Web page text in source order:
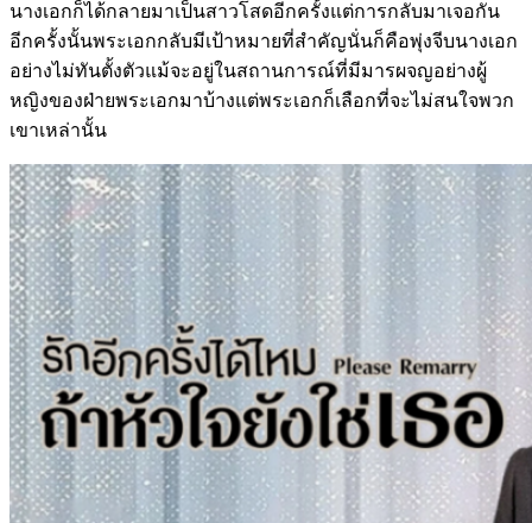
นางเอกก็ได้กลายมาเป็นสาวโสดอีกครั้งแต่การกลับมาเจอกัน
อีกครั้งนั้นพระเอกกลับมีเป้าหมายที่สำคัญนั่นก็คือพุ่งจีบนางเอก
อย่างไม่ทันตั้งตัวแม้จะอยู่ในสถานการณ์ที่มีมารผจญอย่างผู้
หญิงของฝ่ายพระเอกมาบ้างแต่พระเอกก็เลือกที่จะไม่สนใจพวก
เขาเหล่านั้น